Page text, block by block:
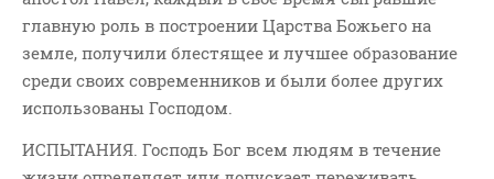
главную роль в построении Царства Божьего на
земле, получили блестящее и лучшее образование
среди своих современников и были более других
использованы Господом.
ИСПЫТАНИЯ. Господь Бог всем людям в течение